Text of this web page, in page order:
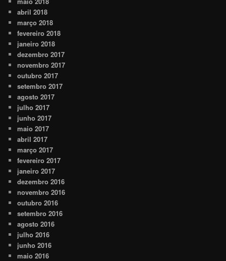
abril 2018
março 2018
fevereiro 2018
janeiro 2018
dezembro 2017
novembro 2017
outubro 2017
setembro 2017
agosto 2017
julho 2017
junho 2017
maio 2017
abril 2017
março 2017
fevereiro 2017
janeiro 2017
dezembro 2016
novembro 2016
outubro 2016
setembro 2016
agosto 2016
julho 2016
junho 2016
maio 2016